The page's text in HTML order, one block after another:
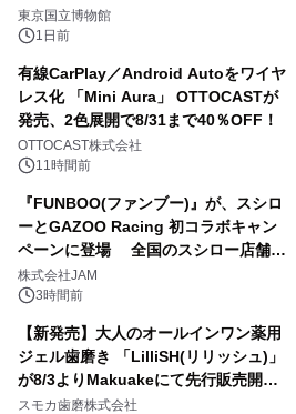
東京国立博物館
1日前
有線CarPlay／Android Autoをワイヤ
レス化 「Mini Aura」 OTTOCASTが
発売、2色展開で8/31まで40％OFF！
OTTOCAST株式会社
11時間前
『FUNBOO(ファンブー)』が、スシロ
ーとGAZOO Racing 初コラボキャン
ペーンに登場 全国のスシロー店舗で
GR 4車種の FUNBOO(ミニカー)付き
メニューが展開されます
株式会社JAM
3時間前
【新発売】大人のオールインワン薬用
ジェル歯磨き 「LilliSH(リリッシュ)」
が8/3よりMakuakeにて先行販売開
始！
スモカ歯磨株式会社